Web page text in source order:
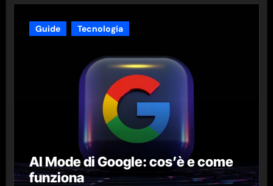
Guide Tecnologia
AI Mode di Google: cos’è e come
funziona